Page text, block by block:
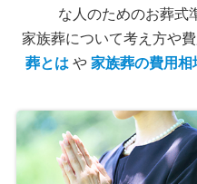
な人のためのお葬式
家族葬について考え方や
葬とはや家族葬の費用相